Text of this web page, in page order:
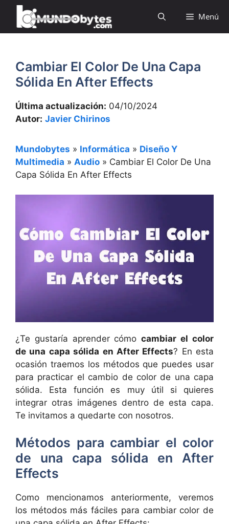
Saltar
contenido
Menú
Cambiar El Color De Una Capa
Sólida En After Effects
Última actualización: 04/10/2024
Autor: Javier Chirinos
Mundobytes » Informática » Diseño Y
Multimedia » Audio » Cambiar El Color De Una
Capa Sólida En After Effects
¿Te gustaría aprender cómocambiar el color
de una capa sólida en After Effects? En esta
ocasión traemos los métodos que puedes usar
para practicar el cambio de color de una capa
sólida. Esta función es muy útil si quieres
integrar otras imágenes dentro de esta capa.
Te invitamos a quedarte con nosotros.
Métodos para cambiar el color
de una capa sólida en After
Effects
Como mencionamos anteriormente, veremos
los métodos más fáciles para cambiar color de